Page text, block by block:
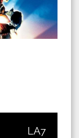
LA7